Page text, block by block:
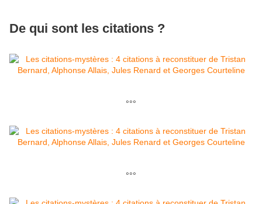
De qui sont les citations ?
°°°
°°°